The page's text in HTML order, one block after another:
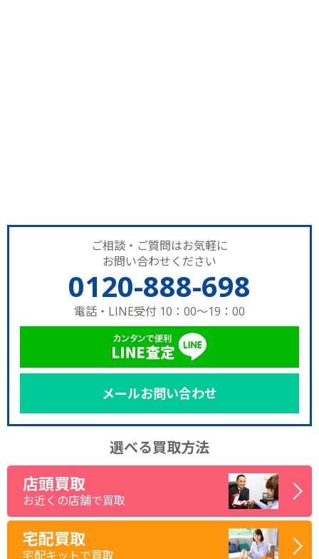
ご相談・ご質問はお気軽に
お問い合わせください
0120-888-698
電話・LINE受付 10：00～19：00
メールお問い合わせ
選べる買取方法
店頭買取
お近くの店舗で買取
宅配買取
宅配キットで買取